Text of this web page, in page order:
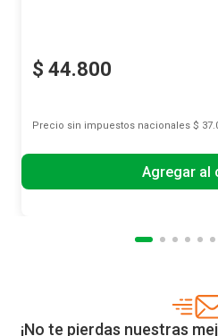
$ 44.800
Precio sin impuestos nacionales $
Agregar al
¡No te pierdas nuestras